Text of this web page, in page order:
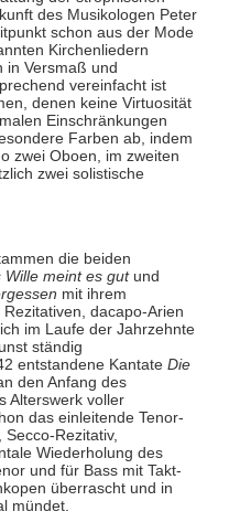
des Musikologen Peter
schon aus der Mode
Kirchenliedern
in Versmaß und
vereinfacht ist
denen keine Virtuosität
Einschränkungen
Farben ab, indem
zwei Oboen, im zweiten
zwei solistische
die beiden
Wille meint es gutund
mit ihrem
dacapo-Arien
im Laufe der Jahrzehnte
ständig
entstandene Kantate Die
den Anfang des
Alterswerk voller
das einleitende Tenor-
Rezitativ,
Wiederholung des
und für Bass mit Takt-
überrascht und in
mündet.